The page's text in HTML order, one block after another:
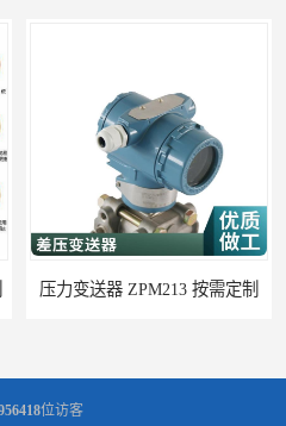
压力变送器 ZPM213 按需定制
位访客